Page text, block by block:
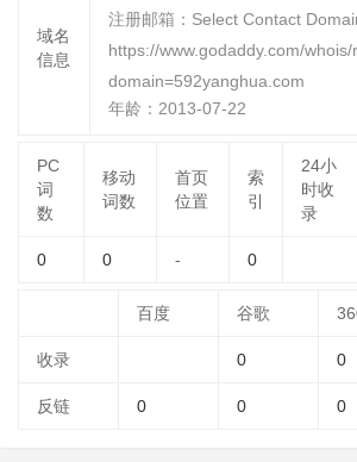
域名
信息
注册邮箱：Select Contact
https://www.godaddy.com/
domain=592yanghua.com
年龄：2013-07-22
PC
词
数
移动
词数
首页
位置
索
引
24小
时收
录
0 0 - 0
百度 谷歌
收录 0 0
反链 0 0 0